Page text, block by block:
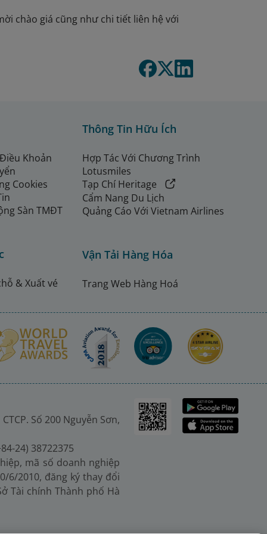
chào giá cũng như chi tiết liên hệ với
Khoản
Cookies
Sàn TMĐT
& Xuất vé
Thông Tin Hữu Ích
Hợp Tác Với Chương Trình
Lotusmiles
Tạp Chí Heritage
Cẩm Nang Du Lịch
Quảng Cáo Với Vietnam Airlines
Vận Tải Hàng Hóa
Trang Web Hàng Hoá
Số 200 Nguyễn Sơn,
24) 38722375
mã số doanh nghiệp
6/2010, đăng ký thay đổi
Tài chính Thành phố Hà